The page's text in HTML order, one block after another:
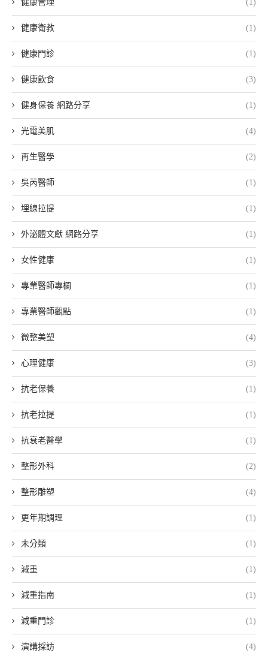
健康管理 (1)
健康衛教 (1)
健康門診 (1)
健康飲食 (3)
健身保養 網路分享 (1)
光電美肌 (4)
再生醫學 (2)
吳芮醫師 (1)
埋線拉提 (1)
外泌體文獻 網路分享 (1)
女性健康 (1)
專業醫師專欄 (1)
專業醫師觀點 (1)
微整美塑 (4)
心理健康 (3)
抗老保養 (1)
抗老拉提 (1)
抗衰老醫學 (1)
整形外科 (2)
整形雕塑 (4)
更年期調理 (1)
未分類 (1)
減重 (1)
減重指南 (1)
減重門診 (1)
演講採訪 (4)